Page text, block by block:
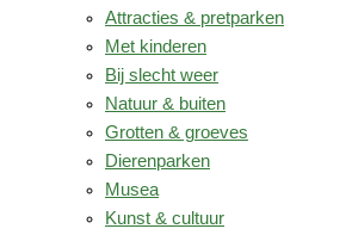
Attracties & pretparken
Met kinderen
Bij slecht weer
Natuur & buiten
Grotten & groeves
Dierenparken
Musea
Kunst & cultuur